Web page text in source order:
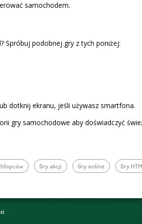
samochodem.
Spróbuj podobnej gry z tych poniżej:
dotknij ekranu, jeśli używasz smartfona.
gry samochodowe aby doświadczyć
Gry akcji Gry online Gry